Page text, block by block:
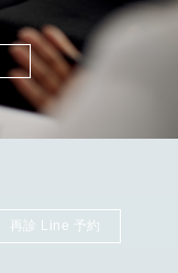
再診 Line 予約